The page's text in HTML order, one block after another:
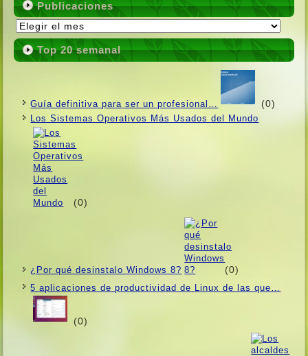
Publicaciones
Publicaciones
Top 20 semanal
Guí­a definitiva para ser un profesional… (0)
Los Sistemas Operativos Más Usados ​​del Mundo
(0)
¿Por qué desinstalo Windows 8? (0)
5 aplicaciones de productividad de Linux de las que…
(0)